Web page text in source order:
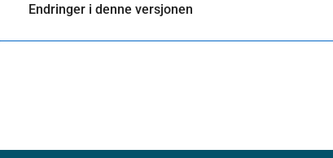
Endringer i denne versjonen